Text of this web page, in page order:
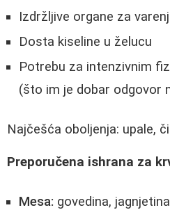
Izdržljive organe za
Dosta kiseline u želucu
Potrebu za intenzivnim
(što im je dobar odgovor
Najčešća oboljenja: upale,
Preporučena ishrana za
Mesa: govedina,